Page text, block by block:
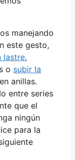
manejando
este gesto,
lastre,
o subir la
en anillas.
entre series
que el
ningún
para la